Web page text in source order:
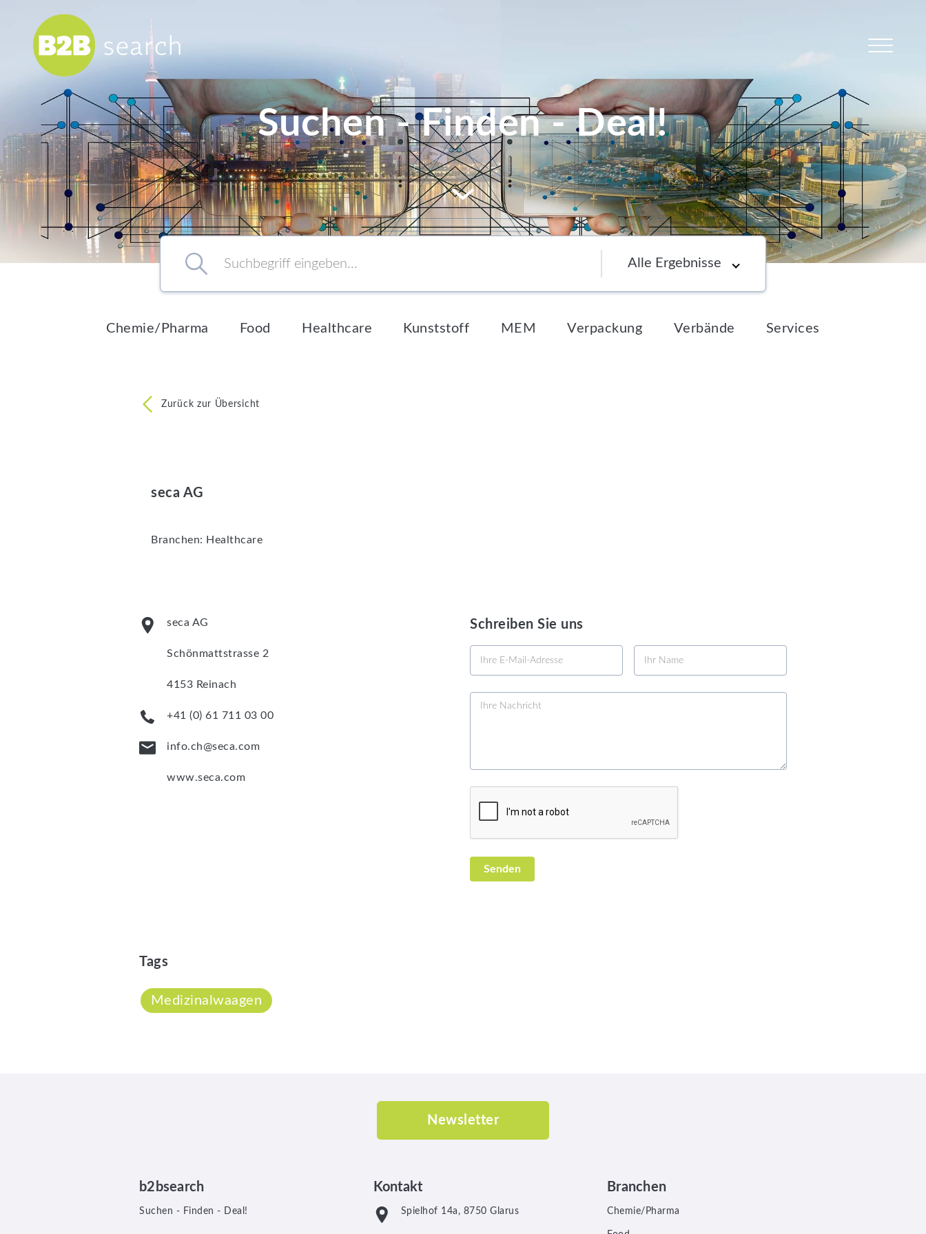
Chemie/Pharma
Food
Healthcare
Kunststoff
MEM
Verpackung
Verbände
Services
Newsletter
Suchen - Finden - Deal!
to content
Suchbegriff eingeben… Choose an option
Chemie/Pharma Food Healthcare Kunststoff MEM Verpackung Verbände Services
Zurück zur Übersicht
seca AG
Branchen: Healthcare
seca AG
Schönmattstrasse 2
4153 Reinach
+41 (0) 61 711 03 00
info.ch@seca.com
www.seca.com
Schreiben Sie uns
Tags
Medizinalwaagen
Newsletter
b2bsearch
Suchen - Finden - Deal!
Kontakt
Spielhof 14a, 8750 Glarus
Branchen
Chemie/Pharma